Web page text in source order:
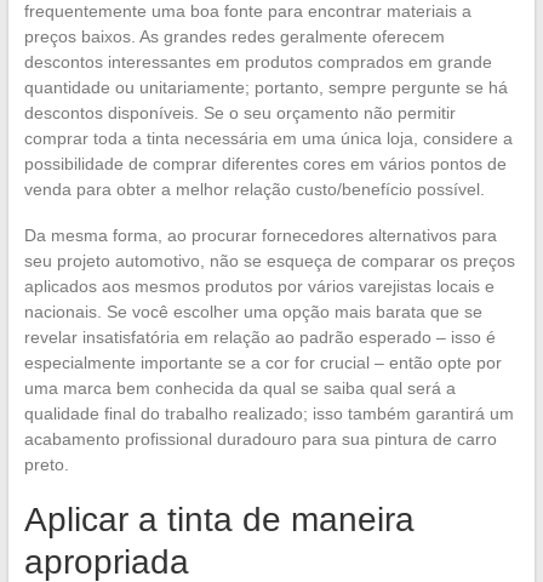
frequentemente uma boa fonte para encontrar materiais a
preços baixos. As grandes redes geralmente oferecem
descontos interessantes em produtos comprados em grande
quantidade ou unitariamente; portanto, sempre pergunte se há
descontos disponíveis. Se o seu orçamento não permitir
comprar toda a tinta necessária em uma única loja, considere a
possibilidade de comprar diferentes cores em vários pontos de
venda para obter a melhor relação custo/benefício possível.
Da mesma forma, ao procurar fornecedores alternativos para
seu projeto automotivo, não se esqueça de comparar os preços
aplicados aos mesmos produtos por vários varejistas locais e
nacionais. Se você escolher uma opção mais barata que se
revelar insatisfatória em relação ao padrão esperado – isso é
especialmente importante se a cor for crucial – então opte por
uma marca bem conhecida da qual se saiba qual será a
qualidade final do trabalho realizado; isso também garantirá um
acabamento profissional duradouro para sua pintura de carro
preto.
Aplicar a tinta de maneira
apropriada